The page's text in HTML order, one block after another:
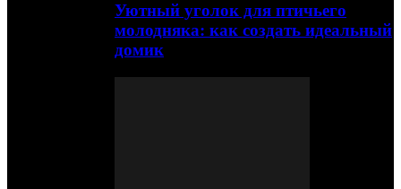
Уютный уголок для птичьего
молодняка: как создать идеальный
домик